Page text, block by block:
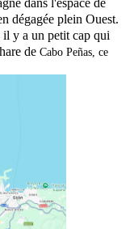
dans l'espace de
dégagée plein Ouest.
y a un petit cap qui
de Cabo Peñas, ce